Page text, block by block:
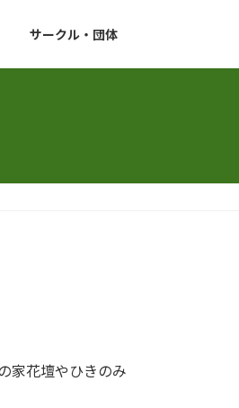
サークル・団体
家花壇やひきのみ